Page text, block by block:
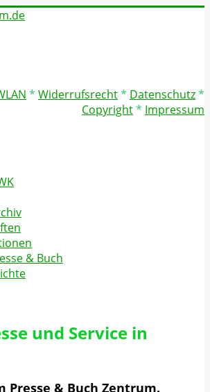
* Widerrufsrecht* Datenschutz*
Copyright* Impressum
& Buch
und Service in
Presse & Buch Zentrum.